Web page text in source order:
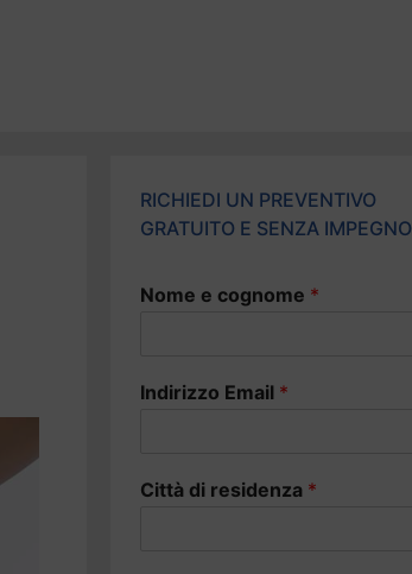
RICHIEDI UN PREVENTIVO
GRATUITO E SENZA IMPEGNO
Nome e cognome *
Indirizzo Email *
Città di residenza *